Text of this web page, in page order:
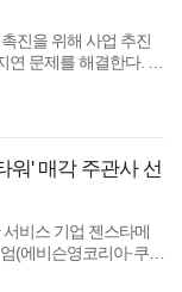
진을 위해 사업 추진
연 문제를 해결한다. 이
센터를 출범한다는 계
워' 매각 주관사 선
비스 기업 젠스타메
(에비슨영코리아·쿠시
(..